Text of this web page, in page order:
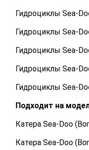
Гидроциклы Sea-
Гидроциклы Sea-
Гидроциклы Sea-
Гидроциклы Sea-
Гидроциклы Sea-
Подходит на
Катера Sea-Doo
Катера Sea-Doo